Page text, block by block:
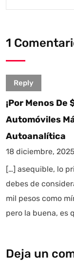
1
Reply
¡Por Menos De
Automóviles
Autoanalítica
18 diciembre, 2025
[…] asequible, lo
debes de
mil pesos como
pero la buena, es
Deja un